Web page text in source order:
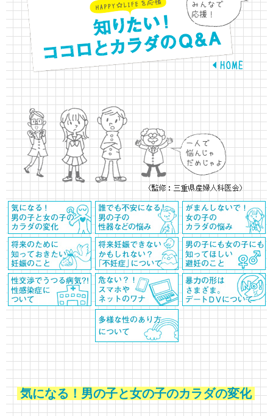
気になる！男の子と女の子のカラダの変化